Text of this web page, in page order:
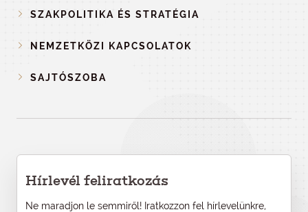
SZAKPOLITIKA ÉS STRATÉGIA
NEMZETKÖZI KAPCSOLATOK
SAJTÓSZOBA
Hírlevél feliratkozás
Ne maradjon le semmiről! Iratkozzon fel hírlevelünkre,